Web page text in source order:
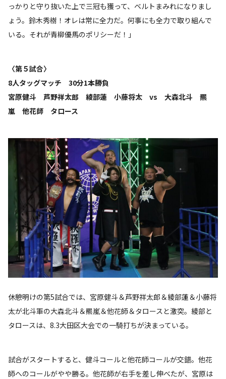
っかりと守り抜いた上で三冠も獲って、ベルトまみれになりまし
ょう。鈴木秀樹！オレは常に全力だ。何事にも全力で取り組んで
いる。それが青柳優馬のポリシーだ！」
〈第５試合〉
8人タッグマッチ 30分1本勝負
宮原健斗 芦野祥太郎 綾部蓮 小藤将太 vs 大森北斗 羆
嵐 他花師 タロース
休憩明けの第5試合では、宮原健斗＆芦野祥太郎＆綾部蓮＆小藤将
太が北斗軍の大森北斗＆羆嵐＆他花師＆タロースと激突。綾部と
タロースは、8.3大田区大会での一騎打ちが決まっている。
試合がスタートすると、健斗コールと他花師コールが交錯。他花
師へのコールがやや勝る。他花師が右手を差し伸べたが、宮原は